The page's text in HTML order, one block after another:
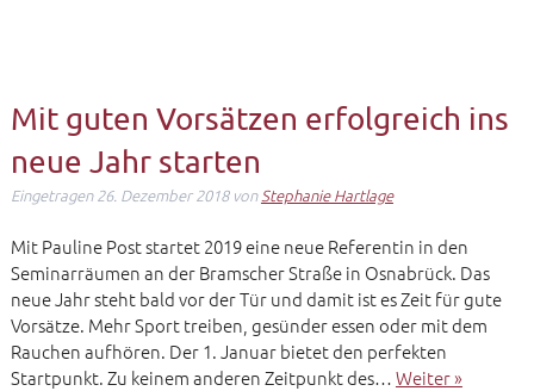
Mit guten Vorsätzen erfolgreich ins
neue Jahr starten
Eingetragen26. Dezember 2018 vonStephanie Hartlage
Mit Pauline Post startet 2019 eine neue Referentin in den
Seminarräumen an der Bramscher Straße in Osnabrück. Das
neue Jahr steht bald vor der Tür und damit ist es Zeit für gute
Vorsätze. Mehr Sport treiben, gesünder essen oder mit dem
Rauchen aufhören. Der 1. Januar bietet den perfekten
Startpunkt. Zu keinem anderen Zeitpunkt des…Weiter »